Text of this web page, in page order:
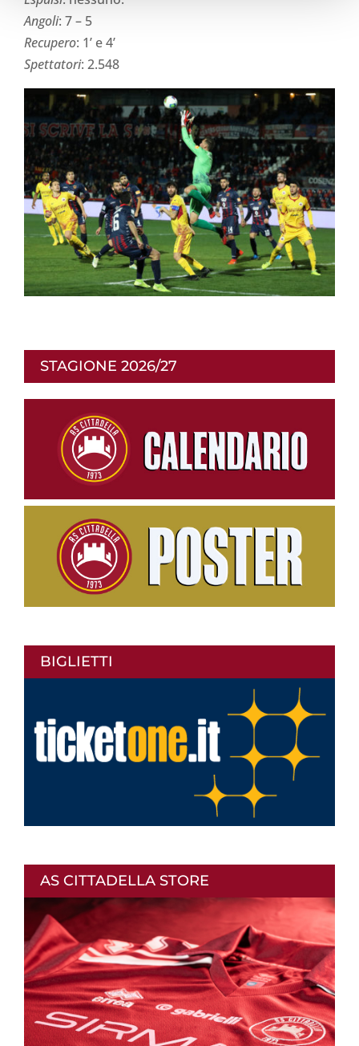
Angoli: 7 – 5
Recupero: 1’ e 4’
Spettatori: 2.548
STAGIONE 2026/27
BIGLIETTI
AS CITTADELLA STORE